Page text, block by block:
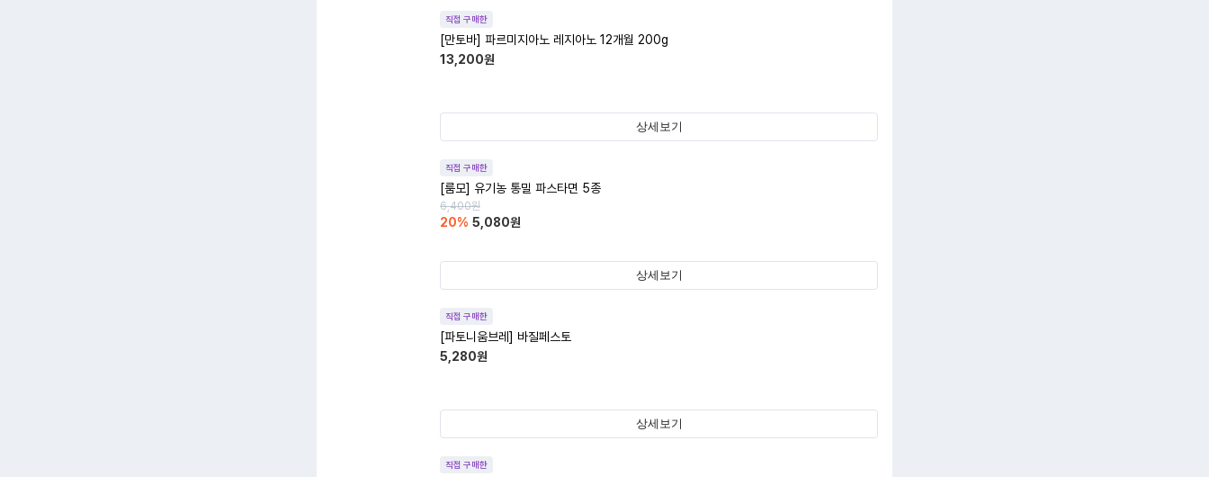
직접 구매한
[만토바] 파르미지아노 레지아노 12개월 200g
13,200원
상세보기
직접 구매한
[룸모] 유기농 통밀 파스타면 5종
6,400원
20% 5,080원
상세보기
직접 구매한
[파토니움브레] 바질페스토
5,280원
상세보기
직접 구매한